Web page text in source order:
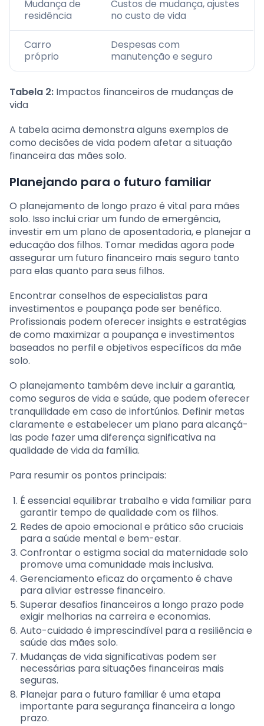
Mudança de
residência
Custos de mudança, ajustes
no custo de vida
Carro
próprio
Despesas com
manutenção e seguro
Tabela 2: Impactos financeiros de mudanças de
vida
A tabela acima demonstra alguns exemplos de
como decisões de vida podem afetar a situação
financeira das mães solo.
Planejando para o futuro familiar
O planejamento de longo prazo é vital para mães
solo. Isso inclui criar um fundo de emergência,
investir em um plano de aposentadoria, e planejar a
educação dos filhos. Tomar medidas agora pode
assegurar um futuro financeiro mais seguro tanto
para elas quanto para seus filhos.
Encontrar conselhos de especialistas para
investimentos e poupança pode ser benéfico.
Profissionais podem oferecer insights e estratégias
de como maximizar a poupança e investimentos
baseados no perfil e objetivos específicos da mãe
solo.
O planejamento também deve incluir a garantia,
como seguros de vida e saúde, que podem oferecer
tranquilidade em caso de infortúnios. Definir metas
claramente e estabelecer um plano para alcançá-
las pode fazer uma diferença significativa na
qualidade de vida da família.
Para resumir os pontos principais:
É essencial equilibrar trabalho e vida familiar para
garantir tempo de qualidade com os filhos.
Redes de apoio emocional e prático são cruciais
para a saúde mental e bem-estar.
Confrontar o estigma social da maternidade solo
promove uma comunidade mais inclusiva.
Gerenciamento eficaz do orçamento é chave
para aliviar estresse financeiro.
Superar desafios financeiros a longo prazo pode
exigir melhorias na carreira e economias.
Auto-cuidado é imprescindível para a resiliência e
saúde das mães solo.
Mudanças de vida significativas podem ser
necessárias para situações financeiras mais
seguras.
Planejar para o futuro familiar é uma etapa
importante para segurança financeira a longo
prazo.